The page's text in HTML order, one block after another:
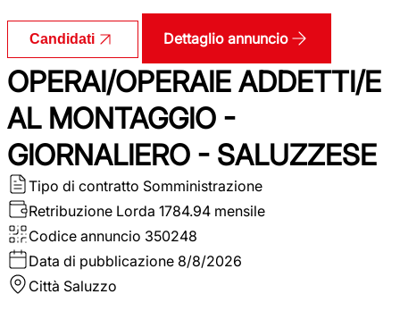
Candidati Dettaglio annuncio
OPERAI/OPERAIE ADDETTI/E
AL MONTAGGIO -
GIORNALIERO - SALUZZESE
Tipo di contratto Somministrazione
Retribuzione Lorda 1784.94 mensile
Codice annuncio 350248
Data di pubblicazione 8/8/2026
Città Saluzzo